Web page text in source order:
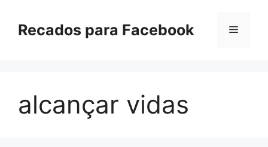
paraRecados para Facebook Menu
alcançar vidas